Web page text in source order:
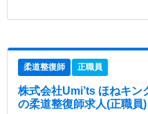
柔道整復師 正職員
株式会社Umi’ts ほねキ
の柔道整復師求人(正職員)